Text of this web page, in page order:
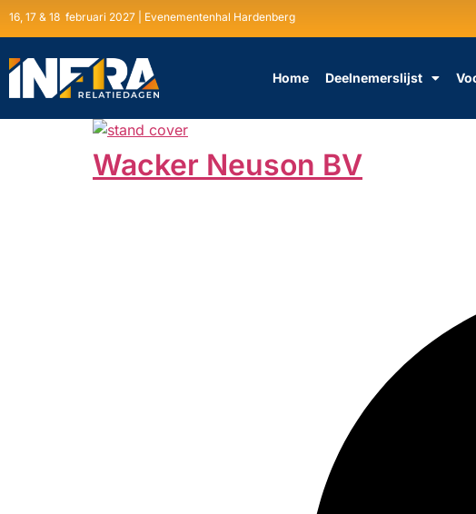
16, 17 & 18 februari 2027 | Evenementenhal Hardenberg
Home Deelnemerslijst
Wacker Neuson BV